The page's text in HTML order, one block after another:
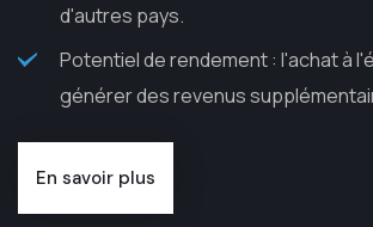
d'autres pays.
Potentiel de rendement : l'achat à
générer des revenus
En savoir plus